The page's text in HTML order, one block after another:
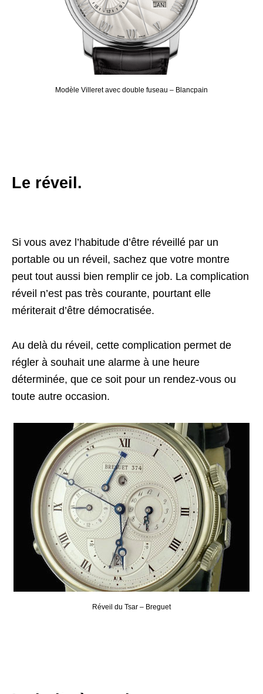
Modèle Villeret avec double fuseau – Blancpain
Le réveil.
Si vous avez l’habitude d’être réveillé par un
portable ou un réveil, sachez que votre montre
peut tout aussi bien remplir ce job. La complication
réveil n’est pas très courante, pourtant elle
mériterait d’être démocratisée.
Au delà du réveil, cette complication permet de
régler à souhait une alarme à une heure
déterminée, que ce soit pour un rendez-vous ou
toute autre occasion.
Réveil du Tsar – Breguet